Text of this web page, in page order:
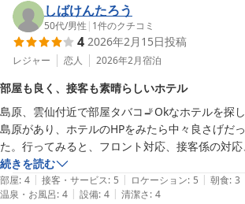
フロントスタッフの対応やお部屋の清潔さをお
嬉しく拝読いたしました。当館自慢の、日本有
泉」で心地よいひとときをお過ごしいただけた
います。バイキングのお食事にもご満足いただ
また、キッズルームやジム（トレーニングル
ていただきありがとうございます。当ホテルは
応しており、小さなお子様からご年配の方ま
様に安心してお過ごしいただける施設づくりに
当ホテルはGWや年末年始といった大型連休で
しばけんたろう
50代/男性 | 1件のクチコミ
4 2026年2月15日投稿
レジャー 恋人 2026年2月宿泊
部屋も良く、接客も素晴らしいホテル
島原、雲仙付近で部屋タバコ🚬Okなホテルを探
島原があり、ホテルのHPをみたら中々良さげだ
た。行ってみると、フロント対応、接客係の対
屋、さらにチェックアウトする時に出会った清掃
良い挨拶をされて気持ち良かったです。ちょっと
て、とても寒い日だったのでエアコンの温度を高
続きを読む
部屋: 4 | 接客・サービス: 5 | ロケーション: 5 | 朝食: 3
温泉・お風呂: 4 | 設備: 4 | 清潔さ: 4